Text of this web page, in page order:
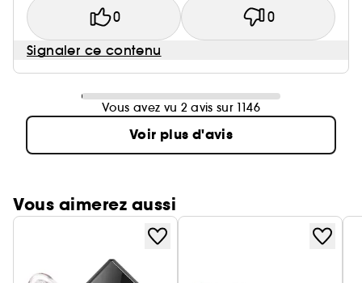
0 0
Signaler ce contenu
Vous avez vu 2 avis sur 1146
Voir plus d'avis
Vous aimerez aussi